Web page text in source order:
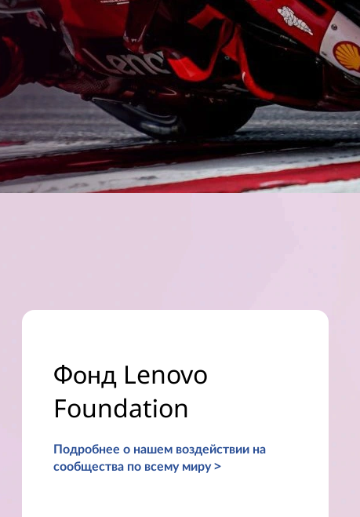
Фонд Lenovo
Foundation
Подробнее о нашем воздействии на
сообщества по всему миру >